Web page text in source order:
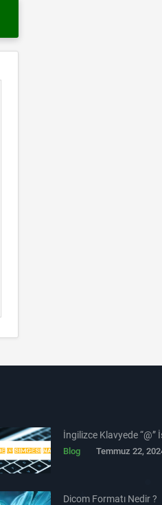
İngilizce Klavyede “@”
Blog Temmuz 22,
Dicom Formatı Nedir ?